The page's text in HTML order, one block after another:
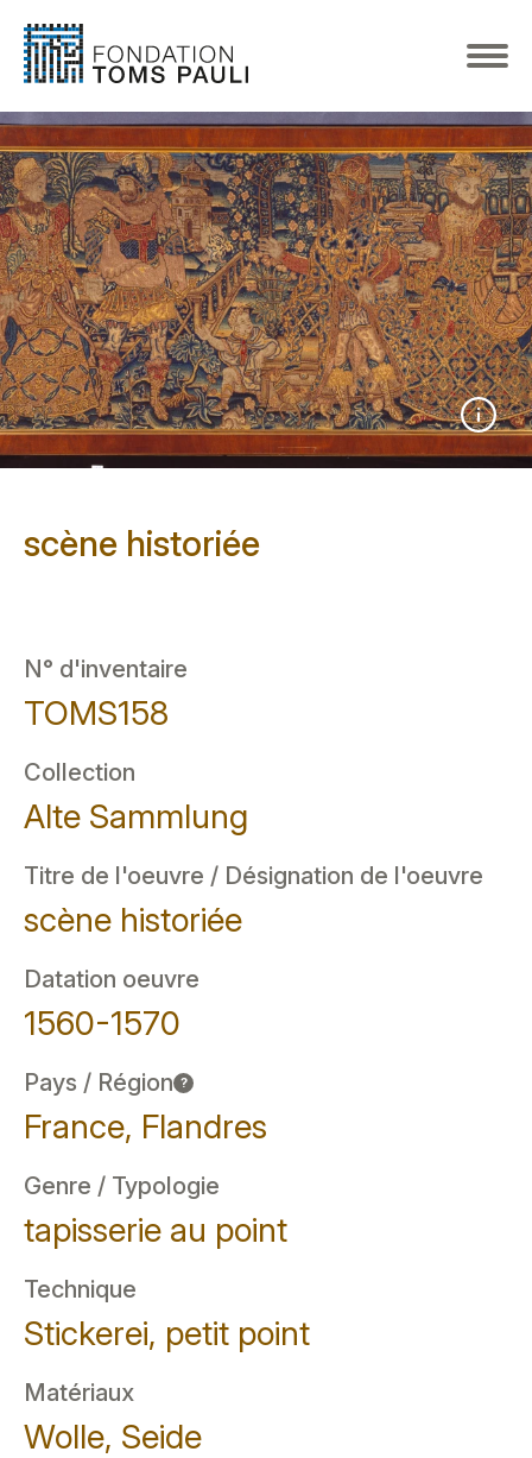
scène historiée
N° d'inventaire
TOMS158
Collection
Alte Sammlung
Titre de l'oeuvre / Désignation de l'oeuvre
scène historiée
Datation oeuvre
1560-1570
Pays / Région ?
France, Flandres
Genre / Typologie
tapisserie au point
Technique
Stickerei, petit point
Matériaux
Wolle, Seide